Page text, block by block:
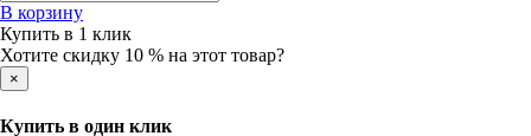
В корзину
Купить в 1 клик
Хотите скидку 10 % на этот товар?
×
Купить в один клик